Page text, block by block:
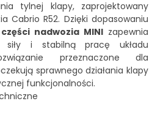
tylnej klapy, zaprojektowany
Cabrio R52. Dzięki dopasowaniu
nadwozia MINI zapewnia
siły i stabilną pracę układu
przeznaczone dla
sprawnego działania klapy
funkcjonalności.